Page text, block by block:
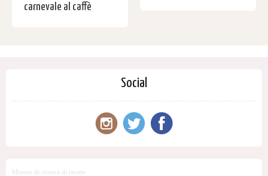
carnevale al caffè
Social
Motore di ricerca di ricette